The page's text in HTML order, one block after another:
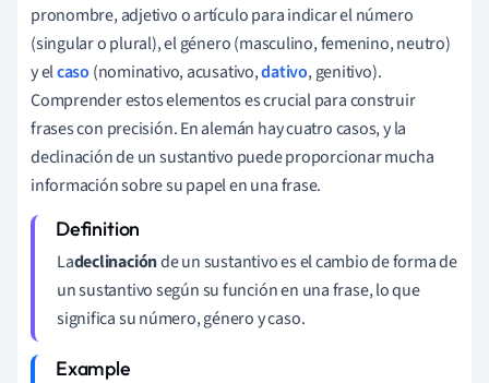
pronombre, adjetivo o artículo para indicar el número
(singular o plural), el género (masculino, femenino, neutro)
y elcaso (nominativo, acusativo,dativo, genitivo).
Comprender estos elementos es crucial para construir
frases con precisión. En alemán hay cuatro casos, y la
declinación de un sustantivo puede proporcionar mucha
información sobre su papel en una frase.
Ladeclinaciónde un sustantivo es el cambio de forma de
un sustantivo según su función en una frase, lo que
significa su número, género y caso.